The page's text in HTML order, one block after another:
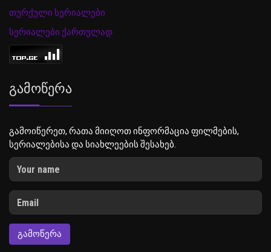
თურქული სერიალები
სერიალები ქართულად
Გამოწერა
გამოიწერეთ, რათა მიიღოთ ინფორმაცია ფილმების,
სერიალებისა და სიახლეების შესახებ.
ᲒᲐᲛᲝᲬᲔᲠᲐ